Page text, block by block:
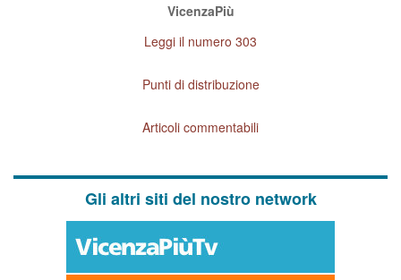
VicenzaPiù
Leggi il numero 303
Punti di distribuzione
Articoli commentabili
Gli altri siti del nostro network